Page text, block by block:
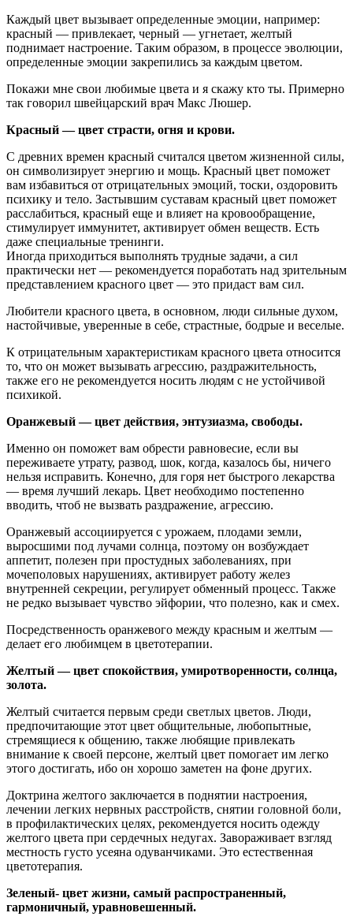
Каждый цвет вызывает определенные эмоции, например:
красный — привлекает, черный — угнетает, желтый
поднимает настроение. Таким образом, в процессе эволюции,
определенные эмоции закрепились за каждым цветом.
Покажи мне свои любимые цвета и я скажу кто ты. Примерно
так говорил швейцарский врач Макс Люшер.
Красный — цвет страсти, огня и крови.
С древних времен красный считался цветом жизненной силы,
он символизирует энергию и мощь. Красный цвет поможет
вам избавиться от отрицательных эмоций, тоски, оздоровить
психику и тело. Застывшим суставам красный цвет поможет
расслабиться, красный еще и влияет на кровообращение,
стимулирует иммунитет, активирует обмен веществ. Есть
даже специальные тренинги.
Иногда приходиться выполнять трудные задачи, а сил
практически нет — рекомендуется поработать над зрительным
представлением красного цвет — это придаст вам сил.
Любители красного цвета, в основном, люди сильные духом,
настойчивые, уверенные в себе, страстные, бодрые и веселые.
К отрицательным характеристикам красного цвета относится
то, что он может вызывать агрессию, раздражительность,
также его не рекомендуется носить людям с не устойчивой
психикой.
Оранжевый — цвет действия, энтузиазма, свободы.
Именно он поможет вам обрести равновесие, если вы
переживаете утрату, развод, шок, когда, казалось бы, ничего
нельзя исправить. Конечно, для горя нет быстрого лекарства
— время лучший лекарь. Цвет необходимо постепенно
вводить, чтоб не вызвать раздражение, агрессию.
Оранжевый ассоциируется с урожаем, плодами земли,
выросшими под лучами солнца, поэтому он возбуждает
аппетит, полезен при простудных заболеваниях, при
мочеполовых нарушениях, активирует работу желез
внутренней секреции, регулирует обменный процесс. Также
не редко вызывает чувство эйфории, что полезно, как и смех.
Посредственность оранжевого между красным и желтым —
делает его любимцем в цветотерапии.
Желтый — цвет спокойствия, умиротворенности, солнца,
золота.
Желтый считается первым среди светлых цветов. Люди,
предпочитающие этот цвет общительные, любопытные,
стремящиеся к общению, также любящие привлекать
внимание к своей персоне, желтый цвет помогает им легко
этого достигать, ибо он хорошо заметен на фоне других.
Доктрина желтого заключается в поднятии настроения,
лечении легких нервных расстройств, снятии головной боли,
в профилактических целях, рекомендуется носить одежду
желтого цвета при сердечных недугах. Завораживает взгляд
местность густо усеяна одуванчиками. Это естественная
цветотерапия.
Зеленый- цвет жизни, самый распространенный,
гармоничный, уравновешенный.